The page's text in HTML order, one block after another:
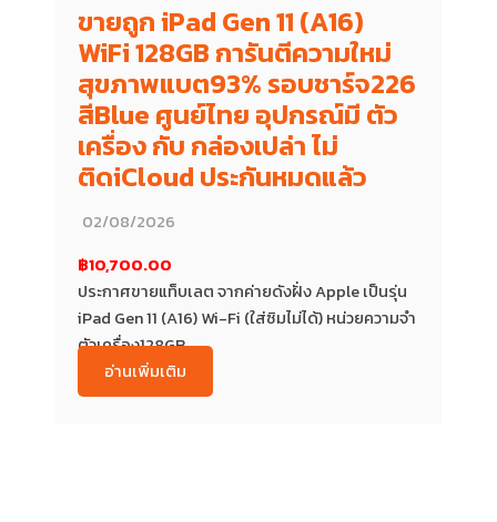
ขายถูก iPad Gen 11 (A16)
WiFi 128GB การันตีความใหม่
สุขภาพแบต93% รอบชาร์จ226
สีBlue ศูนย์ไทย อุปกรณ์มี ตัว
เครื่อง กับ กล่องเปล่า ไม่
ติดiCloud ประกันหมดแล้ว
02/08/2026
฿10,700.00
ประกาศขายแท็บเลต จากค่ายดังฝั่ง Apple เป็นรุ่น
iPad Gen 11 (A16) Wi-Fi (ใส่ซิมไม่ได้) หน่วยความจำ
ตัวเครื่อง128GB...
อ่านเพิ่มเติม